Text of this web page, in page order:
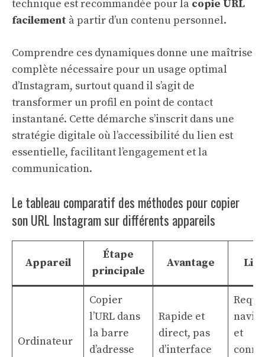
technique est recommandée pour la copie URL
facilement à partir d’un contenu personnel.
Comprendre ces dynamiques donne une maîtrise
complète nécessaire pour un usage optimal
d’Instagram, surtout quand il s’agit de
transformer un profil en point de contact
instantané. Cette démarche s’inscrit dans une
stratégie digitale où l’accessibilité du lien est
essentielle, facilitant l’engagement et la
communication.
Le tableau comparatif des méthodes pour copier
son URL Instagram sur différents appareils
Appareil
Étape
principale
Avantage
Ordinateur
Copier
l’URL dans
la barre
d’adresse
Rapide et
direct, pas
d’interface
et